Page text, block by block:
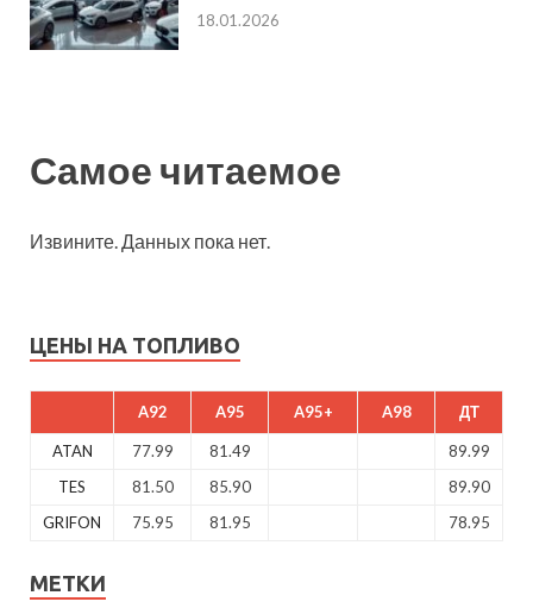
18.01.2026
Самое читаемое
Извините. Данных пока нет.
ЦЕНЫ НА ТОПЛИВО
A92 A95 A95+ A98 ДТ
ATAN 77.99 81.49
89.99
TES
81.50 85.90
89.90
GRIFON
75.95 81.95 78.95
МЕТКИ